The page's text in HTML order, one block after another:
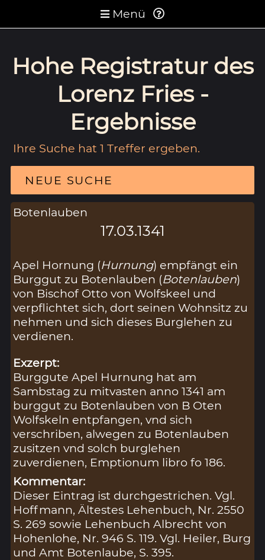
Menü
Hohe Registratur des
Lorenz Fries -
Ergebnisse
Ihre Suche hat 1 Treffer ergeben.
NEUE SUCHE
Botenlauben
17.03.1341
Apel Hornung (Hurnung) empfängt ein
Burggut zu Botenlauben (Botenlauben)
von Bischof Otto von Wolfskeel und
verpflichtet sich, dort seinen Wohnsitz zu
nehmen und sich dieses Burglehen zu
verdienen.
Exzerpt:
Burggute Apel Hurnung hat am
Sambstag zu mitvasten anno 1341 am
burggut zu Botenlauben von B Oten
Wolfskeln entpfangen, vnd sich
verschriben, alwegen zu Botenlauben
zusitzen vnd solch burglehen
zuverdienen, Emptionum libro fo 186.
Kommentar:
Dieser Eintrag ist durchgestrichen. Vgl.
Hoffmann, Ältestes Lehenbuch, Nr. 2550
S. 269 sowie Lehenbuch Albrecht von
Hohenlohe, Nr. 946 S. 119. Vgl. Heiler, Burg
und Amt Botenlaube, S. 395.